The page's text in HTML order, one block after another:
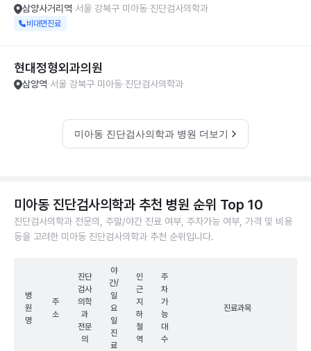
삼양사거리역 서울 강북구 미아동 진단검사의학과
비대면진료
현대정형외과의원
삼양역 서울 강북구 미아동 진단검사의학과
미아동 진단검사의학과 병원 더보기
미아동 진단검사의학과 추천 병원 순위 Top 10
진단검사의학과 전문의, 주말/야간 진료 여부, 주차가능 여부, 가격 및 비용
등을 고려한 미아동 진단검사의학과 추천 순위입니다.
병
원
명
주
소
진단
검사
의학
과
전문
의
야
간/
일
요
일
진
료
인
근
지
하
철
역
주
차
가
능
대
수
진료과목